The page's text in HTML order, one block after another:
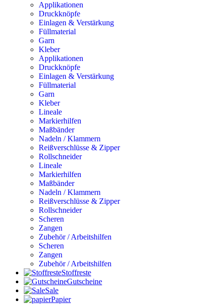
Applikationen
Druckknöpfe
Einlagen & Verstärkung
Füllmaterial
Garn
Kleber
Applikationen
Druckknöpfe
Einlagen & Verstärkung
Füllmaterial
Garn
Kleber
Lineale
Markierhilfen
Maßbänder
Nadeln / Klammern
Reißverschlüsse & Zipper
Rollschneider
Lineale
Markierhilfen
Maßbänder
Nadeln / Klammern
Reißverschlüsse & Zipper
Rollschneider
Scheren
Zangen
Zubehör / Arbeitshilfen
Scheren
Zangen
Zubehör / Arbeitshilfen
Stoffreste
Gutscheine
Sale
Papier